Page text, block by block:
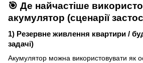
🎯 Де найчастіше
акумулятор (сценарії
1) Резервне живлення квартири /
задачі)
Акумулятор можна використовувати як